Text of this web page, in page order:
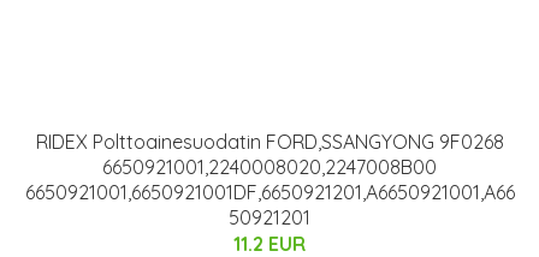
RIDEX Polttoainesuodatin FORD,SSANGYONG 9F0268
6650921001,2240008020,2247008B00
6650921001,6650921001DF,6650921201,A6650921001,A66
50921201
11.2 EUR